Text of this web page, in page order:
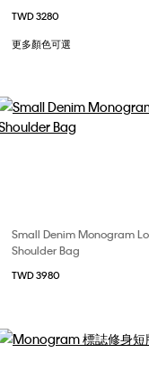
TWD 3280
更多顏色可選
Small Denim Monogram
Shoulder Bag
TWD 3980